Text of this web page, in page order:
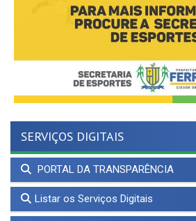
SERVIÇOS DIGITAIS
PORTAL DA TRANSPARÊNCIA
Listar os Serviços Digitais